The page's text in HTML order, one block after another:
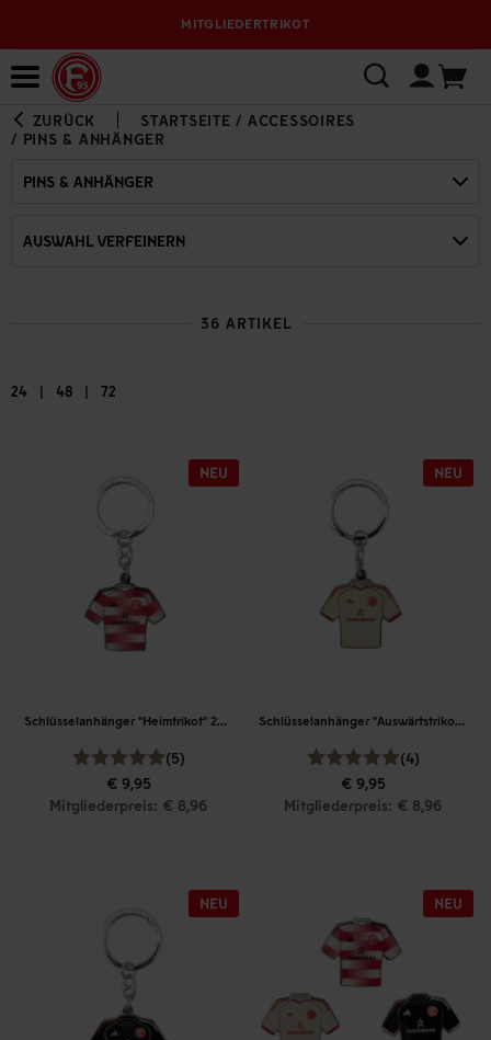
MITGLIEDERTRIKOT
ZURÜCK STARTSEITE / ACCESSOIRES
/ PINS & ANHÄNGER
PINS & ANHÄNGER
AUSWAHL VERFEINERN
36 ARTIKEL
24 | 48 | 72
Schlüsselanhänger "Heimtrikot" 26-27
(5)
€ 9,95
Mitgliederpreis: € 8,96
Schlüsselanhänger "Auswärtstrikot" 26-27
(4)
€ 9,95
Mitgliederpreis: € 8,96